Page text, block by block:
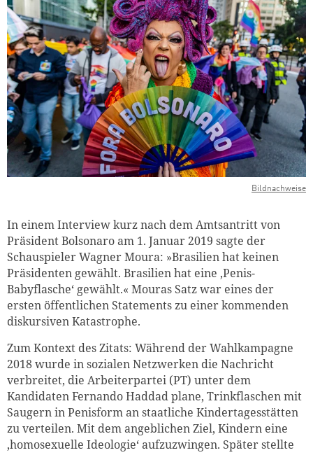
Bildnachweise
In einem Interview kurz nach dem Amtsantritt von
Präsident Bolsonaro am 1. Januar 2019 sagte der
Schauspieler Wagner Moura: »Brasilien hat keinen
Präsidenten gewählt. Brasilien hat eine ‚Penis-
Babyflasche‘ gewählt.« Mouras Satz war eines der
ersten öffentlichen Statements zu einer kommenden
diskursiven Katastrophe.
Zum Kontext des Zitats: Während der Wahlkampagne
2018 wurde in sozialen Netzwerken die Nachricht
verbreitet, die Arbeiterpartei (PT) unter dem
Kandidaten Fernando Haddad plane, Trinkflaschen mit
Saugern in Penisform an staatliche Kindertagesstätten
zu verteilen. Mit dem angeblichen Ziel, Kindern eine
‚homosexuelle Ideologie‘ aufzuzwingen. Später stellte